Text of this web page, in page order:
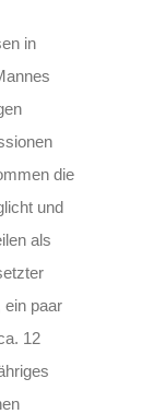
in
die
und
als
ein paar
12